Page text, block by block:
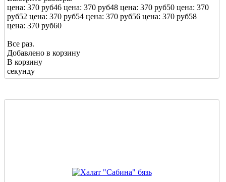
цена: 370 руб46 цена: 370 руб48 цена: 370 руб50 цена: 370
руб52 цена: 370 руб54 цена: 370 руб56 цена: 370 руб58
цена: 370 руб60
Все раз.
Добавлено в корзину
В корзину
секунду